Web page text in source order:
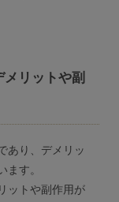
リットや副
あり、デメリッ
ます。
ットや副作用が